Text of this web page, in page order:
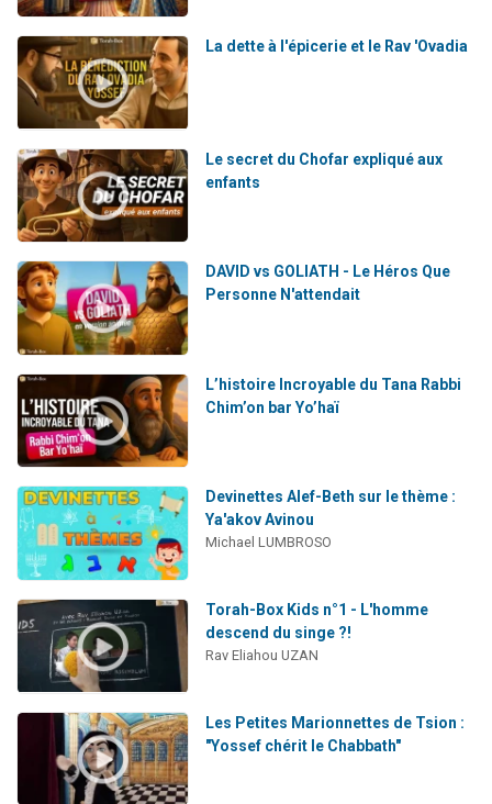
La dette à l'épicerie et le Rav 'Ovadia
Le secret du Chofar expliqué aux
enfants
DAVID vs GOLIATH - Le Héros Que
Personne N'attendait
L’histoire Incroyable du Tana Rabbi
Chim’on bar Yo’haï
Devinettes Alef-Beth sur le thème :
Ya'akov Avinou
Michael LUMBROSO
Torah-Box Kids n°1 - L'homme
descend du singe ?!
Rav Eliahou UZAN
Les Petites Marionnettes de Tsion :
"Yossef chérit le Chabbath"